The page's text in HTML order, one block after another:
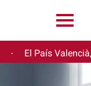
· El País